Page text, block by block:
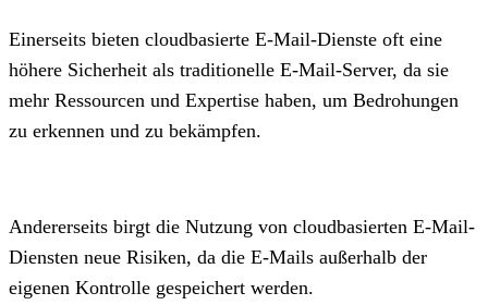
Einerseits bieten cloudbasierte E-Mail-Dienste oft eine
höhere Sicherheit als traditionelle E-Mail-Server, da sie
mehr Ressourcen und Expertise haben, um Bedrohungen
zu erkennen und zu bekämpfen.
Andererseits birgt die Nutzung von cloudbasierten E-Mail-
Diensten neue Risiken, da die E-Mails außerhalb der
eigenen Kontrolle gespeichert werden.